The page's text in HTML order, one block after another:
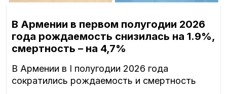
В Армении в первом полугодии 2026
года рождаемость снизилась на 1.9%,
смертность – на 4,7%
В Армении в I полугодии 2026 года
сократились рождаемость и смертность